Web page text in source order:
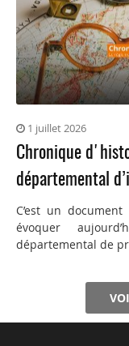
1 juillet 2026
Chronique
départemental
C’est un
évoquer
départemental de